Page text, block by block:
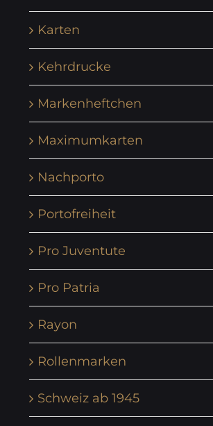
Karten
Kehrdrucke
Markenheftchen
Maximumkarten
Nachporto
Portofreiheit
Pro Juventute
Pro Patria
Rayon
Rollenmarken
Schweiz ab 1945